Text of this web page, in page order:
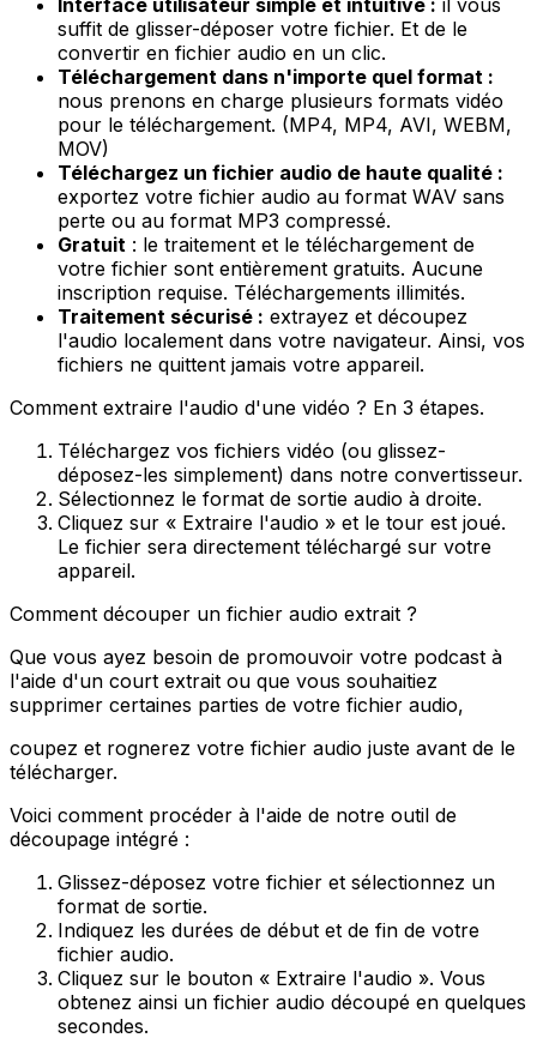
Interface utilisateur simple et intuitive : il vous
suffit de glisser-déposer votre fichier. Et de le
convertir en fichier audio en un clic.
Téléchargement dans n'importe quel format :
nous prenons en charge plusieurs formats vidéo
pour le téléchargement. (MP4, MP4, AVI, WEBM,
MOV)
Téléchargez un fichier audio de haute qualité :
exportez votre fichier audio au format WAV sans
perte ou au format MP3 compressé.
Gratuit : le traitement et le téléchargement de
votre fichier sont entièrement gratuits. Aucune
inscription requise. Téléchargements illimités.
Traitement sécurisé : extrayez et découpez
l'audio localement dans votre navigateur. Ainsi, vos
fichiers ne quittent jamais votre appareil.
Comment extraire l'audio d'une vidéo ? En 3 étapes.
Téléchargez vos fichiers vidéo (ou glissez-
déposez-les simplement) dans notre convertisseur.
Sélectionnez le format de sortie audio à droite.
Cliquez sur « Extraire l'audio » et le tour est joué.
Le fichier sera directement téléchargé sur votre
appareil.
Comment découper un fichier audio extrait ?
Que vous ayez besoin de promouvoir votre podcast à
l'aide d'un court extrait ou que vous souhaitiez
supprimer certaines parties de votre fichier audio,
coupez et rognerez votre fichier audio juste avant de le
télécharger.
Voici comment procéder à l'aide de notre outil de
découpage intégré :
Glissez-déposez votre fichier et sélectionnez un
format de sortie.
Indiquez les durées de début et de fin de votre
fichier audio.
Cliquez sur le bouton « Extraire l'audio ». Vous
obtenez ainsi un fichier audio découpé en quelques
secondes.